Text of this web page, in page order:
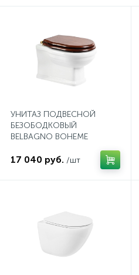
УНИТАЗ ПОДВЕСНОЙ
БЕЗОБОДКОВЫЙ
BELBAGNO BOHEME
17 040 руб. /шт
Оплата и доставка
Сиденья для
Сифоны
Душевые гарнитуры
Скрытого монтажа
Напольные смесители
Встраиваемые смесители